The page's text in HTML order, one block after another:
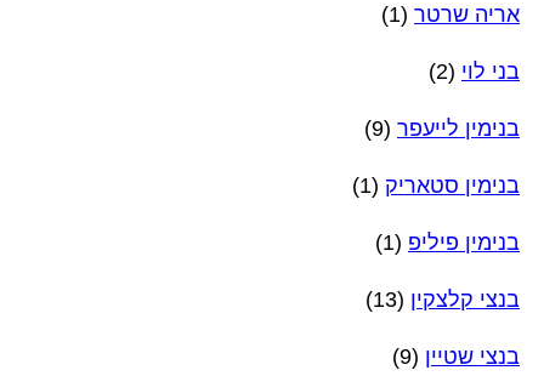
אריה שרטר (1)
בני לוי (2)
בנימין לייעפר (9)
בנימין סטאריק (1)
בנימין פיליפ (1)
בנצי קלצקין (13)
בנצי שטיין (9)